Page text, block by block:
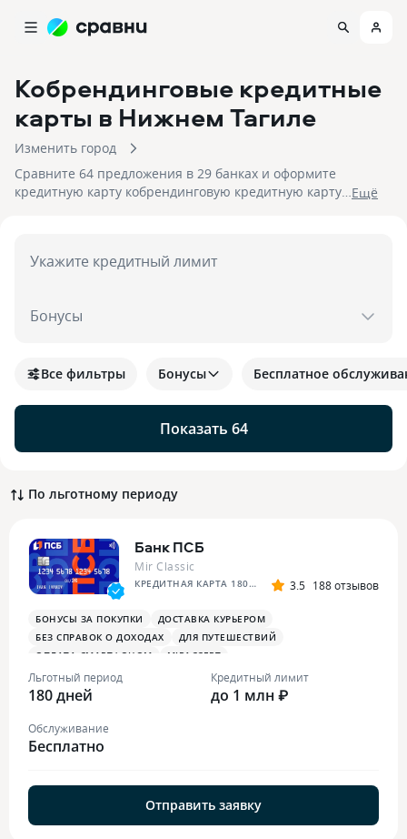
Кобрендинговые кредитные
карты в Нижнем Тагиле
Изменить город
Сравните 64 предложения в 29 банках и оформите
кредитную карту кобрендинговую кредитную карту
Eщё
Укажите кредитный лимит
Бонусы
Показать 64
Все фильтры Бонусы Бесплатное
По льготному периоду
Банк ПСБ
Mir Classic
КРЕДИТНАЯ КАРТА 180 ДНЕЙ БЕЗ % 3.5 188 отзывов
БОНУСЫ ЗА ПОКУПКИ
ДОСТАВКА КУРЬЕРОМ
БЕЗ СПРАВОК О ДОХОДАХ
ДЛЯ ПУТЕШЕСТВИЙ
ОПЛАТА СМАРТФОНОМ
MIRACCEPT
БОНУСЫ ЗА МЕДИЦИНСКИЕ УСЛУГИ
Льготный период
180 дней
Кредитный лимит
до 1 млн ₽
Обслуживание
Бесплатно
Отправить заявку